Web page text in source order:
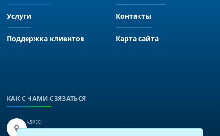
Услуги Контакты
Поддержка клиентов Карта сайта
КАК С НАМИ СВЯЗАТЬСЯ
АДРЕС:
Иркутск, улица Байкальская 249, офис 225.